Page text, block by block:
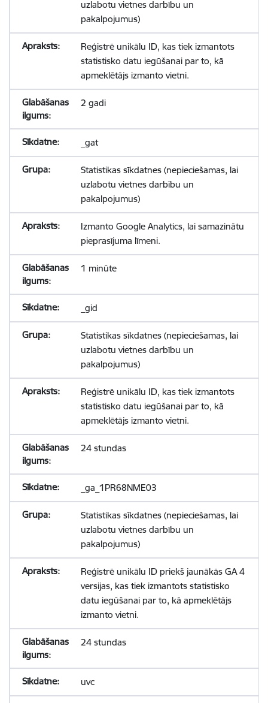
uzlabotu vietnes darbību un
pakalpojumus)
Reģistrē unikālu ID, kas tiek izmantots
statistisko datu iegūšanai par to, kā
apmeklētājs izmanto vietni.
2 gadi
_gat
Statistikas sīkdatnes (nepieciešamas, lai
uzlabotu vietnes darbību un
pakalpojumus)
Izmanto Google Analytics, lai samazinātu
pieprasījuma līmeni.
1 minūte
_gid
Statistikas sīkdatnes (nepieciešamas, lai
uzlabotu vietnes darbību un
pakalpojumus)
Reģistrē unikālu ID, kas tiek izmantots
statistisko datu iegūšanai par to, kā
apmeklētājs izmanto vietni.
24 stundas
_ga_1PR68NME03
Statistikas sīkdatnes (nepieciešamas, lai
uzlabotu vietnes darbību un
pakalpojumus)
Reģistrē unikālu ID priekš jaunākās GA 4
versijas, kas tiek izmantots statistisko
datu iegūšanai par to, kā apmeklētājs
izmanto vietni.
24 stundas
uvc